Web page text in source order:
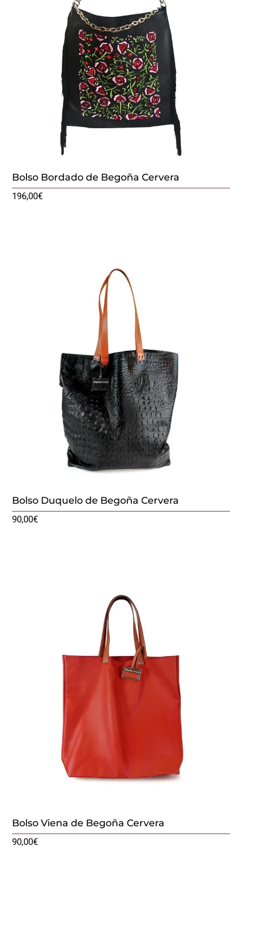
Bolso Bordado de Begoña Cervera
196,00€
Bolso Duquelo de Begoña Cervera
90,00€
Bolso Viena de Begoña Cervera
90,00€